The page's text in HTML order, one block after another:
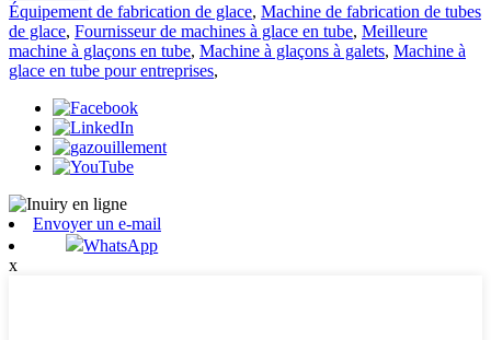
Équipement de fabrication de glace, Machine de fabrication de tubes
de glace, Fournisseur de machines à glace en tube, Meilleure
machine à glaçons en tube, Machine à glaçons à galets, Machine à
glace en tube pour entreprises,
Envoyer un e-mail
WhatsApp
x